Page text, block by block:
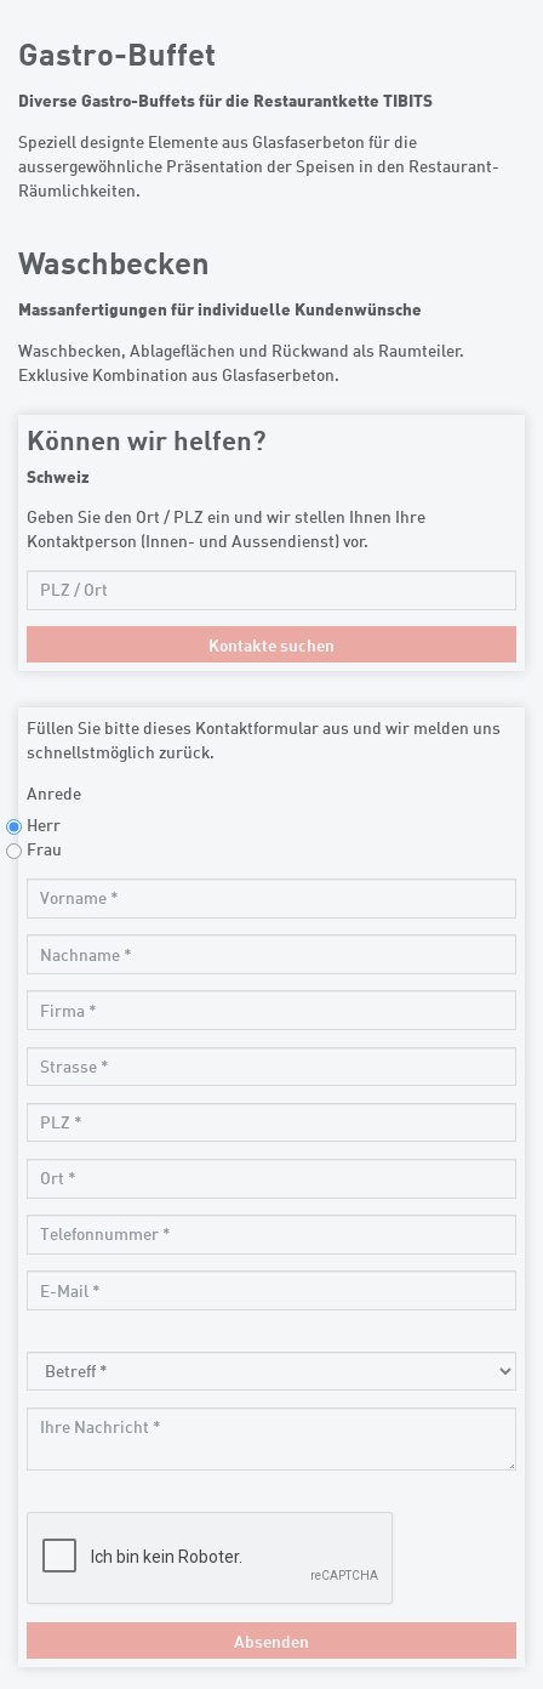
Gastro-Buffet
Diverse Gastro-Buffets für die Restaurantkette TIBITS
Speziell designte Elemente aus Glasfaserbeton für die
aussergewöhnliche Präsentation der Speisen in den Restaurant-
Räumlichkeiten.
Waschbecken
Massanfertigungen für individuelle Kundenwünsche
Waschbecken, Ablageflächen und Rückwand als Raumteiler.
Exklusive Kombination aus Glasfaserbeton.
Können wir helfen?
Schweiz
Geben Sie den Ort / PLZ ein und wir stellen Ihnen Ihre
Kontaktperson (Innen- und Aussendienst) vor.
Füllen Sie bitte dieses Kontaktformular aus und wir melden uns
schnellstmöglich zurück.
Anrede
Herr
Frau
Absenden